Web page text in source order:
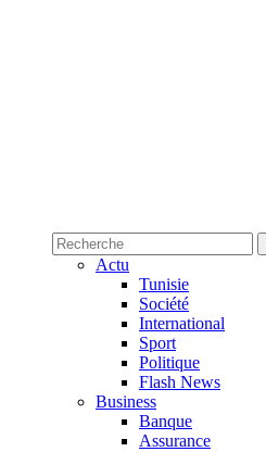
Actu
Tunisie
Société
International
Sport
Politique
Flash News
Business
Banque
Assurance